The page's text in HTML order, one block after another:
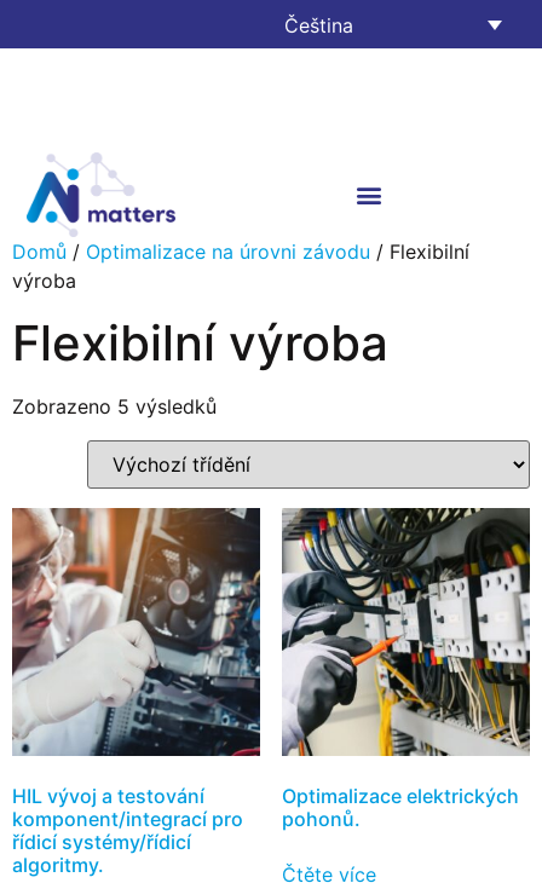
Čeština
Domů / Optimalizace na úrovni závodu / Flexibilní
výroba
Flexibilní výroba
Zobrazeno 5 výsledků
HIL vývoj a testování
komponent/integrací pro
řídicí systémy/řídicí
algoritmy.
Optimalizace elektrických
pohonů.
Čtěte více